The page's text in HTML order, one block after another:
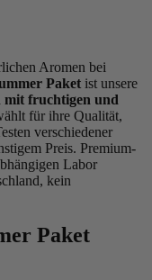
(21 noten)
Aromen bei
Paket ist unsere
mit fruchtigen und
für ihre Qualität,
verschiedener
Preis. Premium-
Labor
kein
Paket